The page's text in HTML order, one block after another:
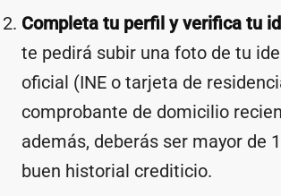
Completa tu perfil y verifica tu
te pedirá subir una foto de tu
oficial (INE o tarjeta de
comprobante de domicilio
además, deberás ser mayor de
buen historial crediticio.